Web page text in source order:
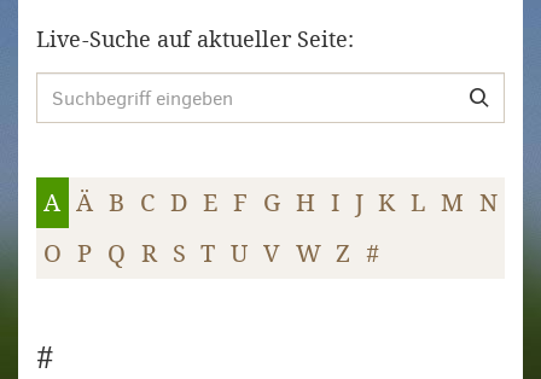
Live-Suche auf aktueller Seite:
A Ä B C D E F G H I J K L M N
O P Q R S T U V W Z #
#